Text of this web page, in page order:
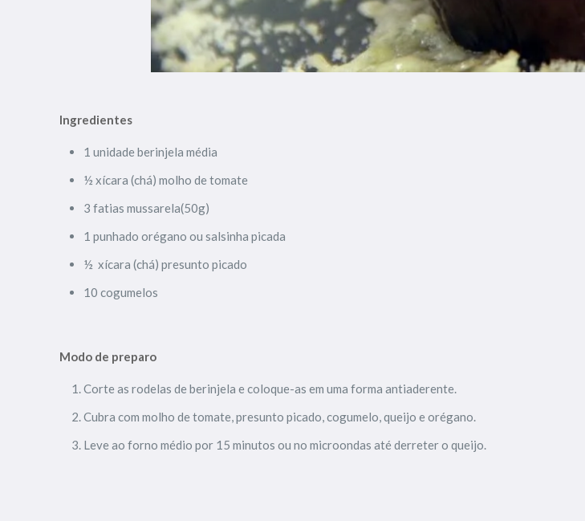
Ingredientes
1 unidade berinjela média
½ xícara (chá) molho de tomate
3 fatias mussarela(50g)
1 punhado orégano ou salsinha picada
½ xícara (chá) presunto picado
10 cogumelos
Modo de preparo
Corte as rodelas de berinjela e coloque-as em uma forma antiaderente.
Cubra com molho de tomate, presunto picado, cogumelo, queijo e orégano.
Leve ao forno médio por 15 minutos ou no microondas até derreter o queijo.